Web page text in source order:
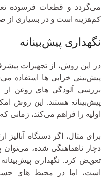
می‌گردد و قطعات فرسوده
کم‌هزینه است و در بسیاری از
نگهداری پیش‌بینانه
در این روش، از تجهیزات
پیش‌بینی خرابی‌ ها استفاده
بررسی آلودگی‌ های روغن از
پیش‌بینانه هستند. این روش
اولیه را فراهم می‌کند، زمانی
برای مثال، اگر دستگاه
دچار ناهماهنگی شده، می‌توان
تعویض کرد. نگهداری پیش‌بینانه
است، اما در محیط‌ های